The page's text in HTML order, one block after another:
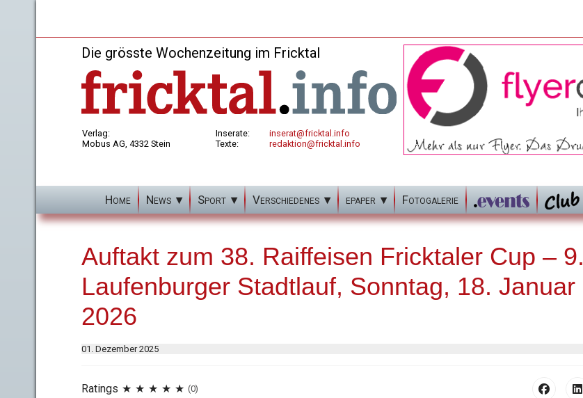
Die grösste Wochenzeitung im Fricktal
Verlag:
Mobus AG, 4332 Stein
Inserate:
Texte:
inserat@fricktal.info
redaktion@fricktal.info
Home News Sport Verschiedenes epaper Fotogalerie
Auftakt zum 38. Raiffeisen Fricktaler Cup – 9.
Laufenburger Stadtlauf, Sonntag, 18. Januar
2026
01. Dezember 2025
Ratings (0)